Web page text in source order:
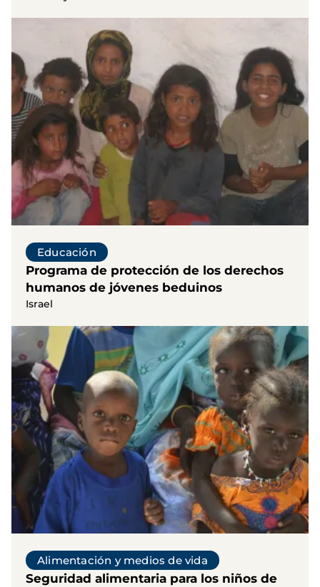
Educación
Programa de protección de los derechos
humanos de jóvenes beduinos
Israel
Alimentación y medios de vida
Seguridad alimentaria para los niños de